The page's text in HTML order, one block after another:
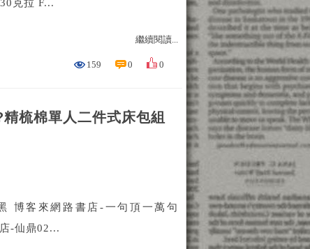
克拉 F...
繼續閱讀...
159 0 0
梳棉單人二件式床包組
博客來網路書店-一句頂一萬句
-仙鼎02...